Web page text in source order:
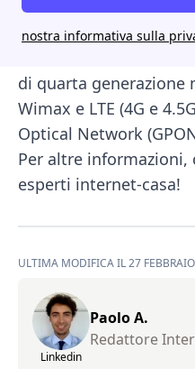
nostra informativa sulla
settore dell’Internet
Home (FTTH). Offre
di quarta
Wimax e LTE (4G e
Optical Network
Per altre
esperti internet-casa!
ULTIMA MODIFICA IL 27
Linkedin
Paolo A.
Redattore